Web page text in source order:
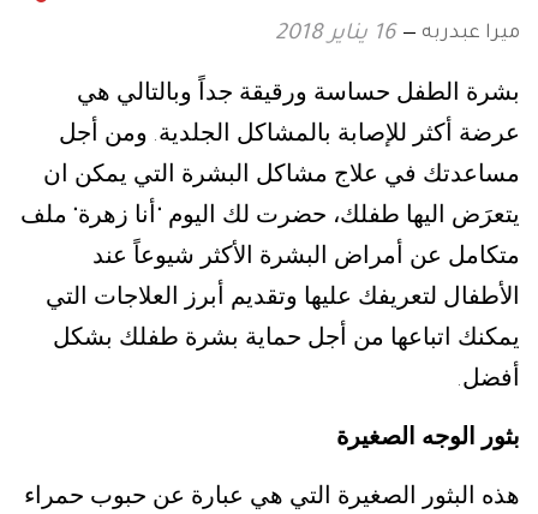
ميرا عبدربه 16 يناير 2018
بشرة الطفل حساسة ورقيقة جداً وبالتالي هي
عرضة أكثر للإصابة بالمشاكل الجلدية. ومن أجل
مساعدتك في علاج مشاكل البشرة التي يمكن ان
يتعرَض اليها طفلك، حضرت لك اليوم " أنا زهرة" ملف
متكامل عن أمراض البشرة الأكثر شيوعاً عند
الأطفال لتعريفك عليها وتقديم أبرز العلاجات التي
يمكنك اتباعها من أجل حماية بشرة طفلك بشكل
أفضل.
بثور الوجه الصغيرة
هذه البثور الصغيرة التي هي عبارة عن حبوب حمراء